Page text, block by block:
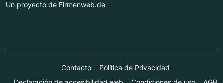
Un proyecto de Firmenweb.de
Contacto
Política de Privacidad